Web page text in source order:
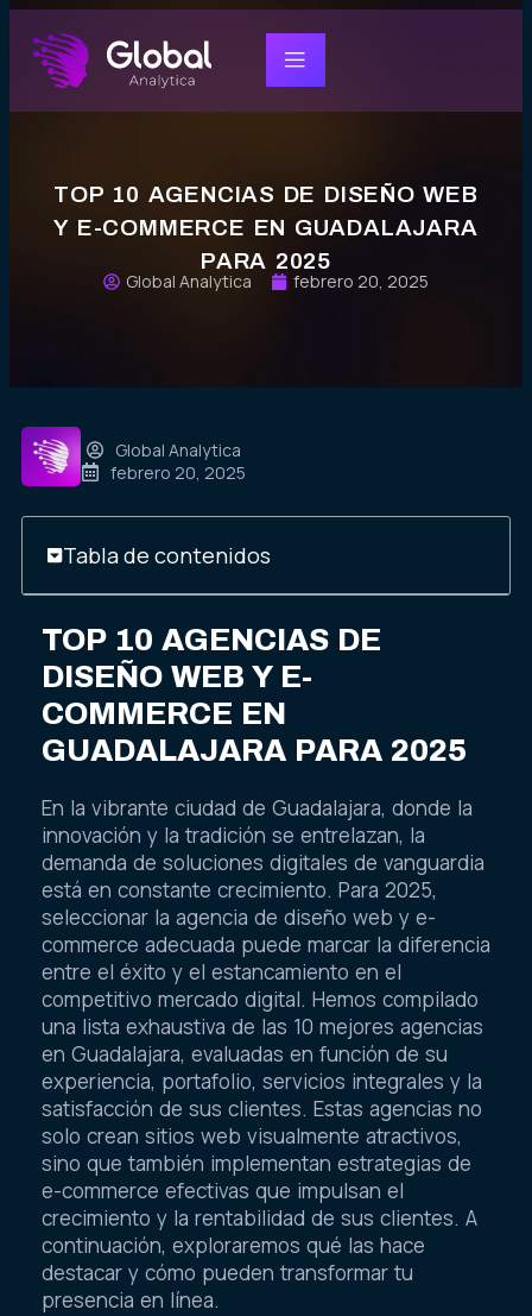
TOP 10 AGENCIAS DE DISEÑO WEB
Y E-COMMERCE EN GUADALAJARA
PARA 2025
Global Analytica febrero 20, 2025
Global Analytica
febrero 20, 2025
Tabla de contenidos
TOP 10 AGENCIAS DE
DISEÑO WEB Y E-
COMMERCE EN
GUADALAJARA PARA 2025
En la vibrante ciudad de Guadalajara, donde la
innovación y la tradición se entrelazan, la
demanda de soluciones digitales de vanguardia
está en constante crecimiento. Para 2025,
seleccionar la agencia de diseño web y e-
commerce adecuada puede marcar la diferencia
entre el éxito y el estancamiento en el
competitivo mercado digital. Hemos compilado
una lista exhaustiva de las 10 mejores agencias
en Guadalajara, evaluadas en función de su
experiencia, portafolio, servicios integrales y la
satisfacción de sus clientes. Estas agencias no
solo crean sitios web visualmente atractivos,
sino que también implementan estrategias de
e-commerce efectivas que impulsan el
crecimiento y la rentabilidad de sus clientes. A
continuación, exploraremos qué las hace
destacar y cómo pueden transformar tu
presencia en línea.